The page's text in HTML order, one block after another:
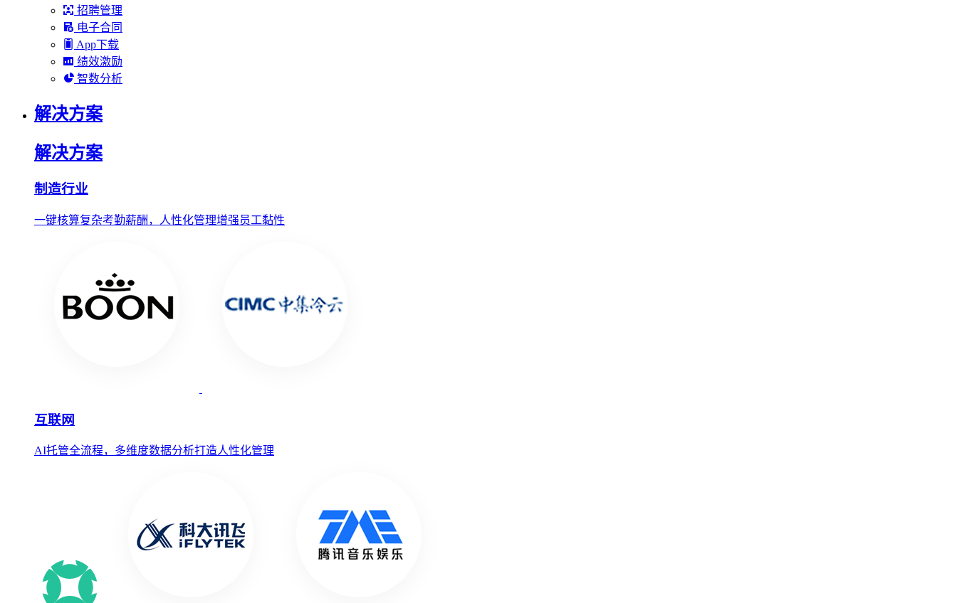
招聘管理
电子合同
App下载
绩效激励
智数分析
解决方案
解决方案
制造行业
一键核算复杂考勤薪酬，人性化管理增强员工黏性
互联网
AI托管全流程，多维度数据分析打造人性化管理